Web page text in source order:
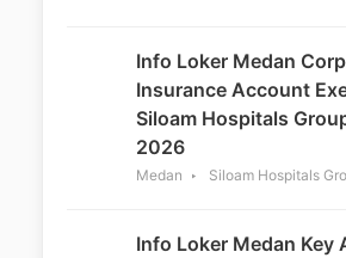
Info Loker Medan
Insurance Account
Siloam Hospitals
2026
Medan Siloam Hospitals
Info Loker Medan Key